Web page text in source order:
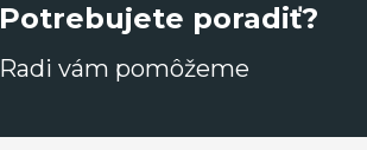
Potrebujete poradiť?
Radi vám pomôžeme